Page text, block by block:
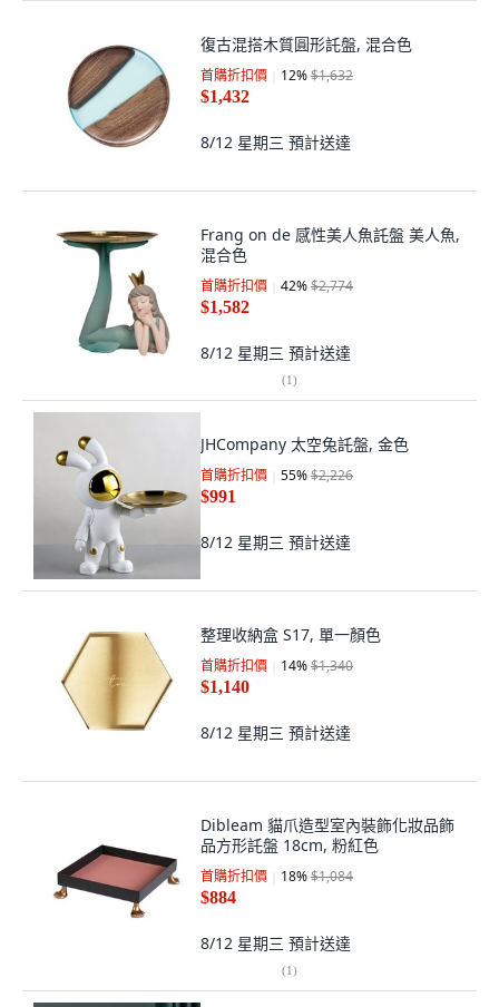
復古混搭木質圓形託盤, 混合色
首購折扣價 12%$1,632
$1,432
8/12 星期三 預計送達
Frang on de 感性美人魚託盤 美人魚,
混合色
首購折扣價 42%$2,774
$1,582
8/12 星期三 預計送達
(1)
JHCompany 太空兔託盤, 金色
首購折扣價 55%$2,226
$991
8/12 星期三 預計送達
整理收納盒 S17, 單一顏色
首購折扣價 14%$1,340
$1,140
8/12 星期三 預計送達
Dibleam 貓爪造型室內裝飾化妝品飾
品方形託盤 18cm, 粉紅色
首購折扣價 18%$1,084
$884
8/12 星期三 預計送達
(1)